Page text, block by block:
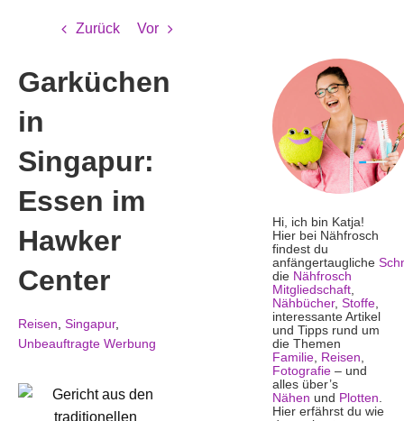
Zurück Vor
Garküchen
in
Singapur:
Essen im
Hawker
Center
Reisen Singapur,
Unbeauftragte Werbung
Hi, ich bin Katja!
Hier bei Nähfrosch
findest du
anfängertaugliche
die Nähfrosch
Mitgliedschaft,
Nähbücher, Stoffe,
interessante Artikel
und Tipps rund um
die Themen
Familie, Reisen,
Fotografie– und
alles über’s
Nähen und Plotten.
Hier erfährst du wie